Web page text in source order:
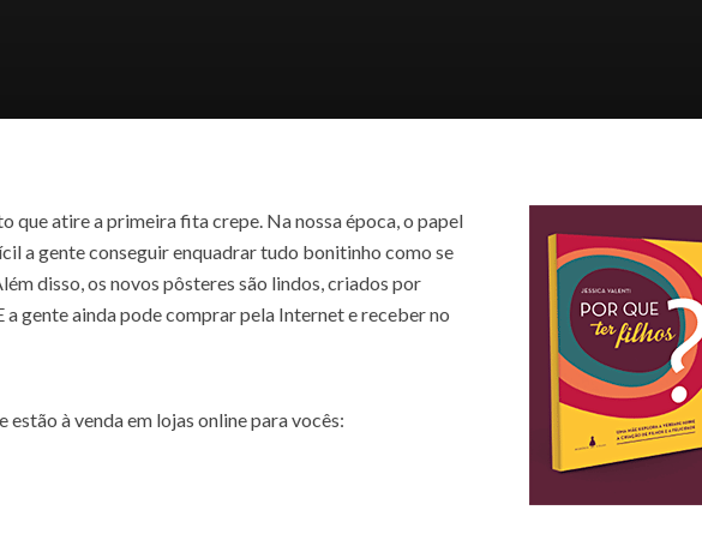
que atire a primeira fita crepe. Na nossa época, o papel
a gente conseguir enquadrar tudo bonitinho como se
disso, os novos pôsteres são lindos, criados por
gente ainda pode comprar pela Internet e receber no
à venda em lojas online para vocês: